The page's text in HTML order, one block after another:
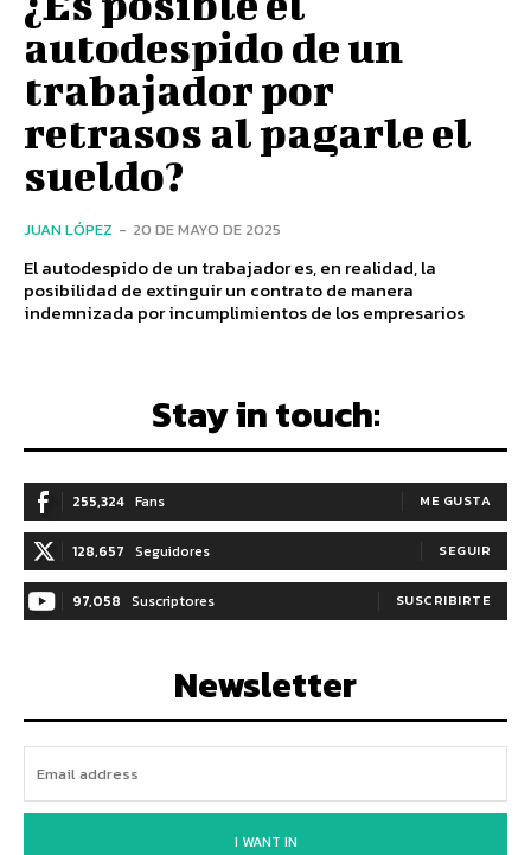
autodespido de un
trabajador por
retrasos al pagarle el
sueldo?
JUAN LÓPEZ - 20 DE MAYO DE 2025
El autodespido de un trabajador es, en realidad, la
posibilidad de extinguir un contrato de manera
indemnizada por incumplimientos de los empresarios
Stay in touch:
255,324 Fans ME GUSTA
128,657 Seguidores SEGUIR
97,058 Suscriptores SUSCRIBIRTE
Newsletter
I WANT IN